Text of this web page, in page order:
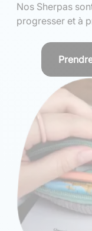
Nos Sherpas
progresser et à